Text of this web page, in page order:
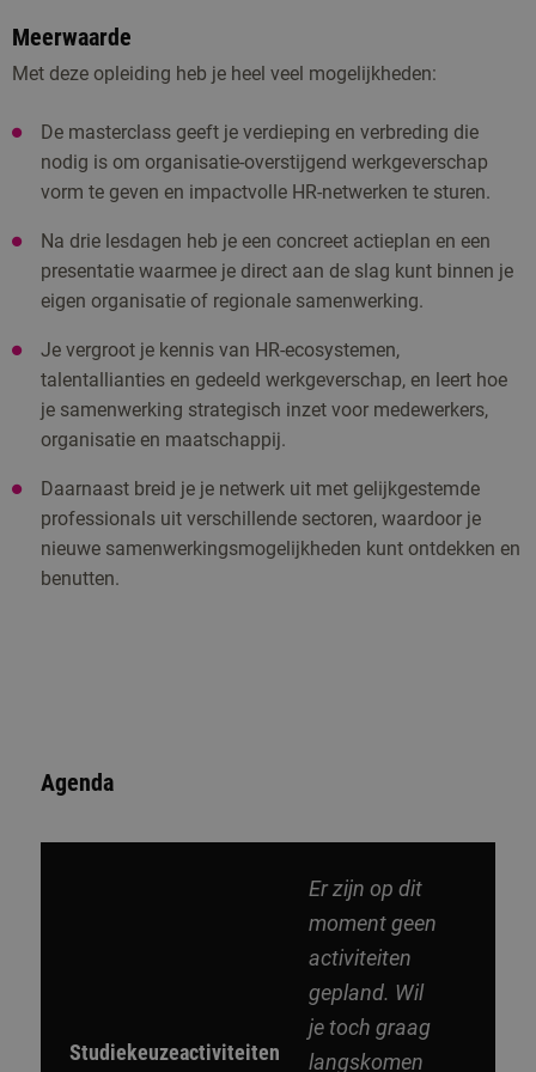
maatschappelijke impact.
Ellen is senior onderzoeker bij Fontys HRM en Toegepaste
Psychologie. Daarnaast volgt zij een Professional
Doctorate-traject gericht op technici in de Brainportregio
in het onderwijs. Ook werkt zij als zelfstandig trainer en
coach. In al haar werkzaamheden staat het verbinden van
onderzoek en praktijk centraal, met bijzondere aandacht
voor loopbanen die zich ontwikkelen over organisatie- en
sectorgrenzen heen.
Luc Dorenbosch
Luc is programmamanager bij NSvP, een stichting die
arbeidsmarktinnovaties stimuleert en organisaties
ondersteunt bij het ontwikkelen van vernieuwende vormen
van werk en werkgeverschap. Daarnaast werkt hij als
zelfstandig baaningenieur. Zijn kracht ligt in het initiëren
impactvolle HR-netwerken.
Meerwaarde
Met deze opleiding heb je heel veel mogelijkheden:
De masterclass geeft je verdieping en verbreding die
nodig is om organisatie-overstijgend werkgeverschap
vorm te geven en impactvolle HR-netwerken te sturen.
Na drie lesdagen heb je een concreet actieplan en een
presentatie waarmee je direct aan de slag kunt binnen je
eigen organisatie of regionale samenwerking.
Je vergroot je kennis van HR-ecosystemen,
talentallianties en gedeeld werkgeverschap, en leert hoe
je samenwerking strategisch inzet voor medewerkers,
organisatie en maatschappij.
Daarnaast breid je je netwerk uit met gelijkgestemde
professionals uit verschillende sectoren, waardoor je
nieuwe samenwerkingsmogelijkheden kunt ontdekken en
benutten.
Agenda
Studiekeuzeactiviteiten
Er zijn op dit
moment geen
activiteiten
gepland. Wil
je toch graag
langskomen